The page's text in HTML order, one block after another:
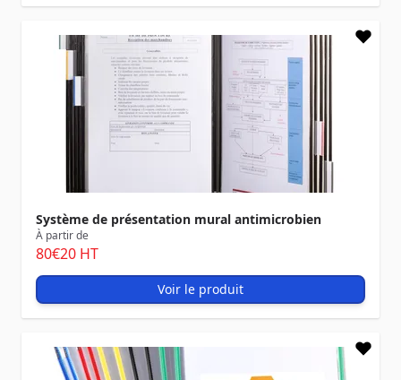
Système de présentation mural antimicrobien
À partir de
80€20 HT
Voir le produit